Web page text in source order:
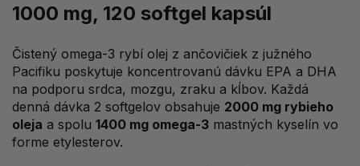
1000 mg, 120 softgel kapsúl
Čistený omega-3 rybí olej z ančovičiek z južného
Pacifiku poskytuje koncentrovanú dávku EPA a DHA
na podporu srdca, mozgu, zraku a kĺbov. Každá
denná dávka 2 softgelov obsahuje 2000 mg rybieho
oleja a spolu 1400 mg omega-3 mastných kyselín vo
forme etylesterov.